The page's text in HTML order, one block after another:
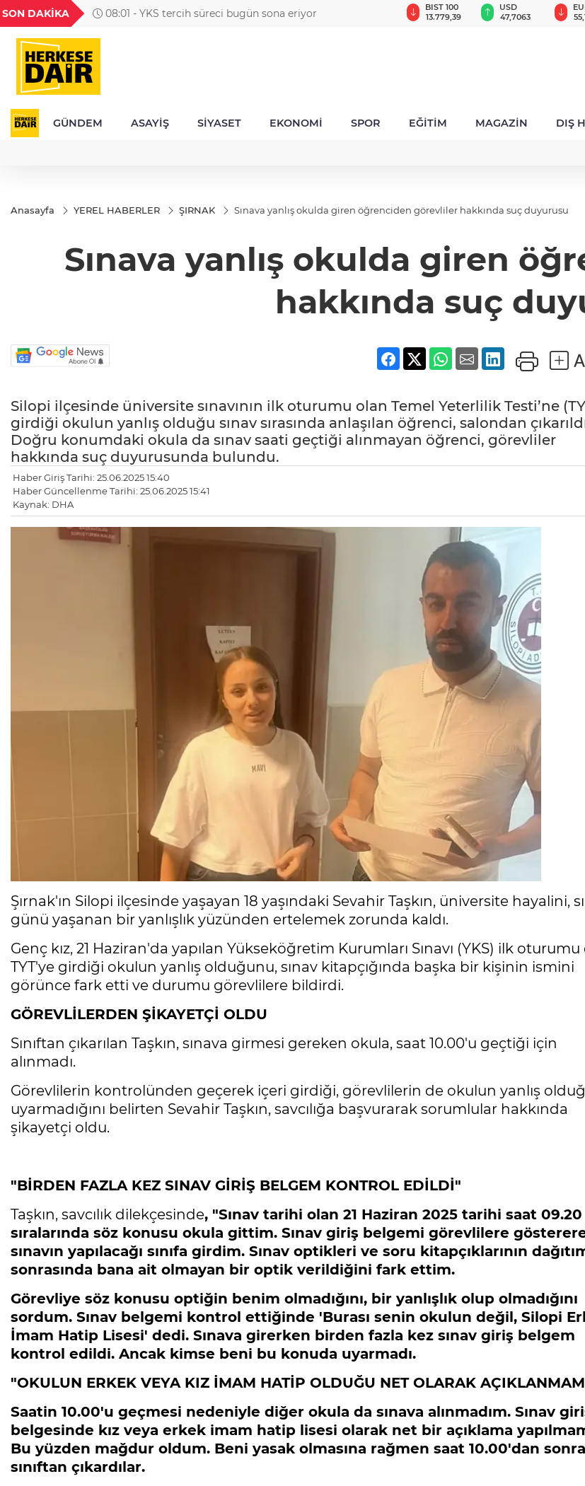
SON DAKİKA 08:01 - YKS tercih süreci bugün sona eriyor
18,2783
TND
16,2876
BGN
27,9743
0,0018
BIST 100
13.779,39
USD
47,7063
GÜNDEM ASAYİŞ SİYASET EKONOMİ SPOR EĞİTİM MAGAZİN DIŞ
Anasayfa YEREL HABERLER ŞIRNAK Sınava yanlış okulda giren öğrenciden görevliler hakkında suç duyurusu
Sınava yanlış okulda giren
hakkında suç
Silopi ilçesinde üniversite sınavının ilk oturumu olan Temel Yeterlilik Testi’ne
girdiği okulun yanlış olduğu sınav sırasında anlaşılan öğrenci, salondan
Doğru konumdaki okula da sınav saati geçtiği alınmayan öğrenci, görevliler
hakkında suç duyurusunda bulundu.
Haber Giriş Tarihi: 25.06.2025 15:40
Haber Güncellenme Tarihi: 25.06.2025 15:41
Kaynak: DHA
Şırnak'ın Silopi ilçesinde yaşayan 18 yaşındaki Sevahir Taşkın, üniversite hayalini,
günü yaşanan bir yanlışlık yüzünden ertelemek zorunda kaldı.
Genç kız, 21 Haziran'da yapılan Yükseköğretim Kurumları Sınavı (YKS) ilk oturumu
TYT'ye girdiği okulun yanlış olduğunu, sınav kitapçığında başka bir kişinin ismini
görünce fark etti ve durumu görevlilere bildirdi.
GÖREVLİLERDEN ŞİKAYETÇİ OLDU
Sınıftan çıkarılan Taşkın, sınava girmesi gereken okula, saat 10.00'u geçtiği için
alınmadı.
Görevlilerin kontrolünden geçerek içeri girdiği, görevlilerin de okulun yanlış
uyarmadığını belirten Sevahir Taşkın, savcılığa başvurarak sorumlular hakkında
şikayetçi oldu.
"BİRDEN FAZLA KEZ SINAV GİRİŞ BELGEM KONTROL EDİLDİ"
Taşkın, savcılık dilekçesinde, "Sınav tarihi olan 21 Haziran 2025 tarihi saat 09.20
sıralarında söz konusu okula gittim. Sınav giriş belgemi görevlilere
sınavın yapılacağı sınıfa girdim. Sınav optikleri ve soru kitapçıklarının
sonrasında bana ait olmayan bir optik verildiğini fark ettim.
Görevliye söz konusu optiğin benim olmadığını, bir yanlışlık olup olmadığını
sordum. Sınav belgemi kontrol ettiğinde 'Burası senin okulun değil, Silopi
İmam Hatip Lisesi' dedi. Sınava girerken birden fazla kez sınav giriş belgem
kontrol edildi. Ancak kimse beni bu konuda uyarmadı.
"OKULUN ERKEK VEYA KIZ İMAM HATİP OLDUĞU NET OLARAK
Saatin 10.00'u geçmesi nedeniyle diğer okula da sınava alınmadım. Sınav
belgesinde kız veya erkek imam hatip lisesi olarak net bir açıklama
Bu yüzden mağdur oldum. Beni yasak olmasına rağmen saat 10.00'dan sonra
sınıftan çıkardılar.